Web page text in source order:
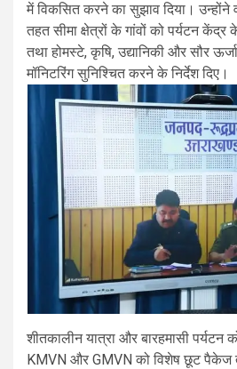
में विकसित करने का सुझाव दिया। उन्होंने
तहत सीमा क्षेत्रों के गांवों को पर्यटन
तथा होमस्टे, कृषि, उद्यानिकी और सौर
मॉनिटरिंग सुनिश्चित करने के निर्देश दिए।
शीतकालीन यात्रा और बारहमासी पर्यटन
KMVN और GMVN को विशेष छूट पैकेज